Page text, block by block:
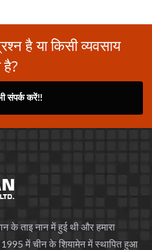
है या किसी व्यवसाय
है?
संपर्क करें!!
के ताइ नान में हुई थी और हमारा
1995 में चीन के शियामेन में स्थापित हुआ